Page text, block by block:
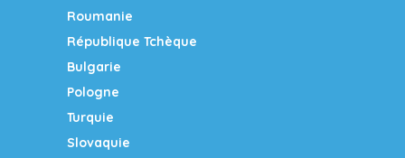
Roumanie
République Tchèque
Bulgarie
Pologne
Turquie
Slovaquie